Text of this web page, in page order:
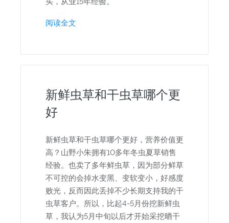
阅读全文
新鲜虫草和干虫草哪个更
好
新鲜虫草和干虫草哪个更好，营养价值更
高？山野小朱拥有10多年冬虫夏草销售
经验。也卖了多年鲜虫草，因为部分鲜草
不可控的会掉水变黑、变软变小，好感度
败光，反而因此丢掉不少长期支持我的干
虫草客户。所以，比起4-5月份挖新鲜虫
草，我认为5月中旬以后才开始采挖晒干